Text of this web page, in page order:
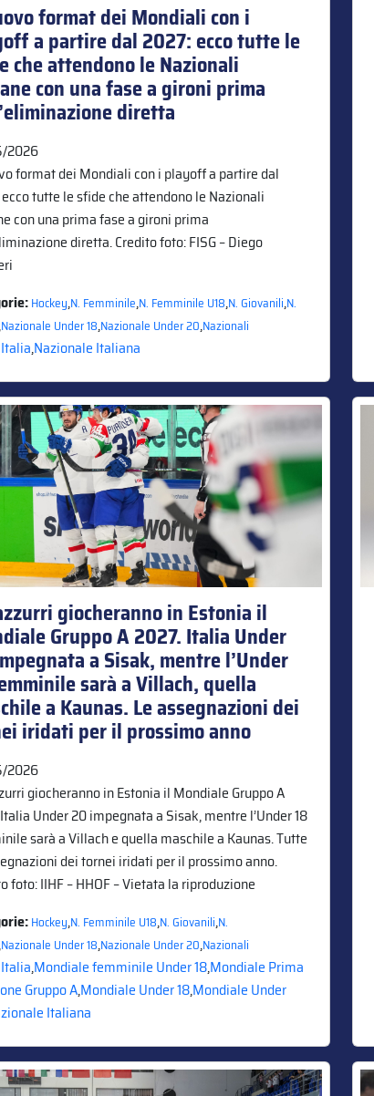
format dei Mondiali con i
a partire dal 2027: ecco tutte le
che attendono le Nazionali
con una fase a gironi prima
diretta
2026
format dei Mondiali con i playoff a partire dal
tutte le sfide che attendono le Nazionali
con una prima fase a gironi prima
diretta. Credito foto: FISG – Diego
Hockey,N. Femminile,N. Femminile U18,N. Giovanili,N.
,Nazionale Under 18,Nazionale Under 20,Nazionali
Italia,Nazionale Italiana
giocheranno in Estonia il
Gruppo A 2027. Italia Under
a Sisak, mentre l’Under
sarà a Villach, quella
a Kaunas. Le assegnazioni dei
iridati per il prossimo anno
2026
giocheranno in Estonia il Mondiale Gruppo A
Under 20 impegnata a Sisak, mentre l’Under 18
sarà a Villach e quella maschile a Kaunas. Tutte
dei tornei iridati per il prossimo anno.
foto: IIHF – HHOF – Vietata la riproduzione
Hockey,N. Femminile U18,N. Giovanili,N.
,Nazionale Under 18,Nazionale Under 20,Nazionali
Italia,Mondiale femminile Under 18,Mondiale Prima
Gruppo A,Mondiale Under 18,Mondiale Under
Italiana